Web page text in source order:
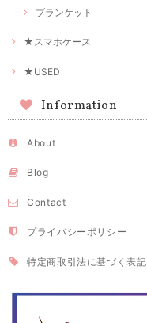
ブランケット
★スマホケース
★USED
Information
About
Blog
Contact
プライバシーポリシー
特定商取引法に基づく表記